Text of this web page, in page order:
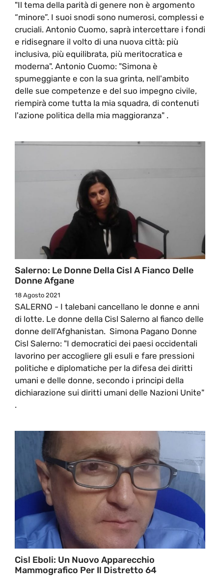
"Il tema della parità di genere non è argomento
“minore”. I suoi snodi sono numerosi, complessi e
cruciali. Antonio Cuomo, saprà intercettare i fondi
e ridisegnare il volto di una nuova città: più
inclusiva, più equilibrata, più meritocratica e
moderna". Antonio Cuomo: "Simona è
spumeggiante e con la sua grinta, nell'ambito
delle sue competenze e del suo impegno civile,
riempirà come tutta la mia squadra, di contenuti
l'azione politica della mia maggioranza" .
Salerno: Le Donne Della Cisl A Fianco Delle
Donne Afgane
18 Agosto 2021
SALERNO - I talebani cancellano le donne e anni
di lotte. Le donne della Cisl Salerno al fianco delle
donne dell'Afghanistan. Simona Pagano Donne
Cisl Salerno: "I democratici dei paesi occidentali
lavorino per accogliere gli esuli e fare pressioni
politiche e diplomatiche per la difesa dei diritti
umani e delle donne, secondo i principi della
dichiarazione sui diritti umani delle Nazioni Unite"
.
Cisl Eboli: Un Nuovo Apparecchio
Mammografico Per Il Distretto 64